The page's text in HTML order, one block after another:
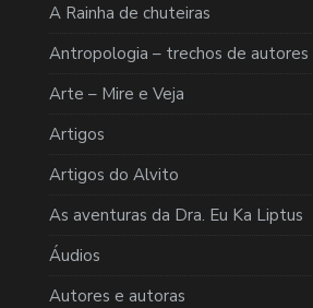
A Rainha de chuteiras
Antropologia – trechos de autores
Arte – Mire e Veja
Artigos
Artigos do Alvito
As aventuras da Dra. Eu Ka Liptus
Áudios
Autores e autoras